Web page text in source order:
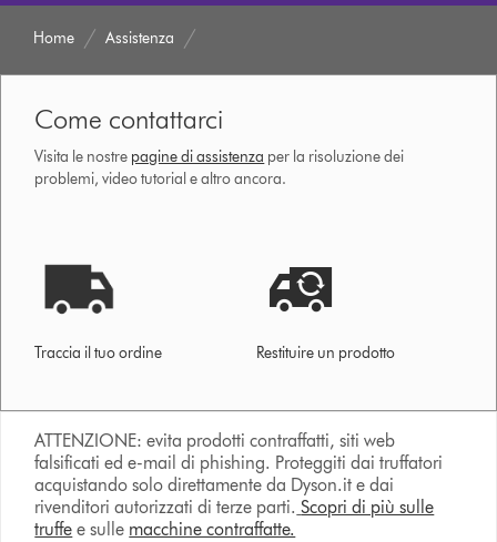
Home Assistenza
Come contattarci
Visita le nostre pagine di assistenza per la risoluzione dei
problemi, video tutorial e altro ancora.
Traccia il tuo ordine Restituire un prodotto
ATTENZIONE: evita prodotti contraffatti, siti web
falsificati ed e-mail di phishing. Proteggiti dai truffatori
acquistando solo direttamente da Dyson.it e dai
rivenditori autorizzati di terze parti. Scopri di più sulle
truffe e sulle macchine contraffatte.